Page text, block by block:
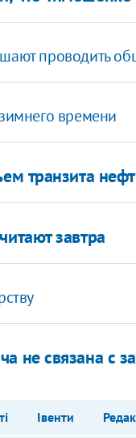
проводить
времени
транзита
завтра
не связана с
Івенти